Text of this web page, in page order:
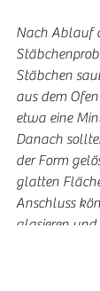
Nach Ablauf
Stäbchen
aus dem
etwa eine
Danach
der Form
glatten
Anschluss
glasieren und